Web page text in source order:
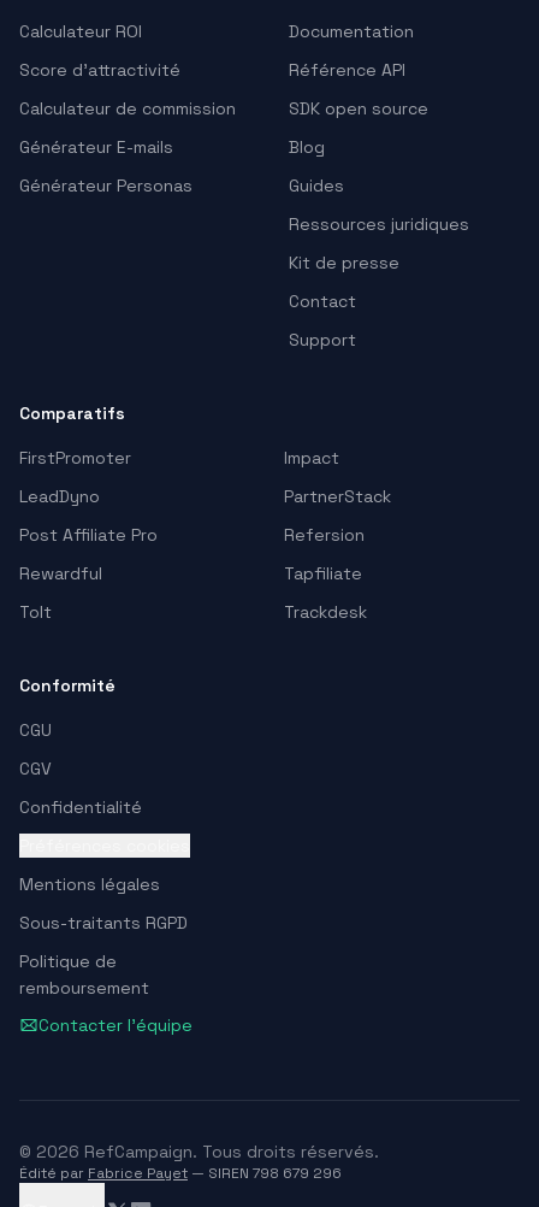
Calculateur ROI
Score d'attractivité
Calculateur de commission
Générateur E-mails
Générateur Personas
Documentation
Référence API
SDK open source
Blog
Guides
Ressources juridiques
Kit de presse
Contact
Support
Comparatifs
FirstPromoter
Impact
LeadDyno
PartnerStack
Post Affiliate Pro
Refersion
Rewardful
Tapfiliate
Tolt
Trackdesk
Conformité
CGU
CGV
Confidentialité
Mentions légales
Sous-traitants RGPD
Politique de
remboursement
Contacter l'équipe
© 2026 RefCampaign. Tous droits réservés.
Édité par Fabrice Payet — SIREN 798 679 296